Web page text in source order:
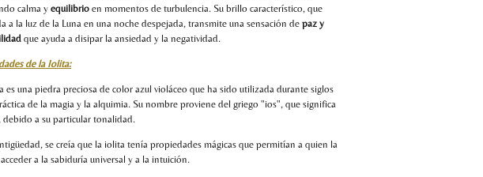
calma yequilibrio en momentos de turbulencia. Su brillo característico, que
a la luz de la Luna en una noche despejada, transmite una sensación de paz y
que ayuda a disipar la ansiedad y la negatividad.
de la Iolita:
es una piedra preciosa de color azul violáceo que ha sido utilizada durante siglos
de la magia y la alquimia. Su nombre proviene del griego "ios", que significa
debido a su particular tonalidad.
se creía que la iolita tenía propiedades mágicas que permitían a quien la
a la sabiduría universal y a la intuición.